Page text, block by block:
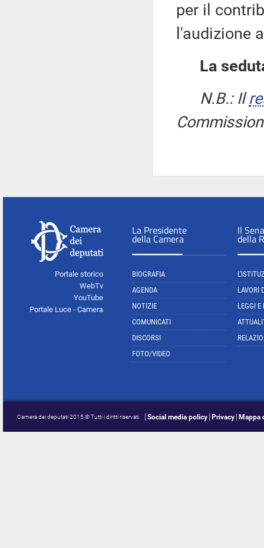
per il
l'audizione
La
N.B.: Il
Portale storico
WebTv
YouTube
Portale Luce - Camera
La Presidente
della Camera
BIOGRAFIA
AGENDA
NOTIZIE
COMUNICATI
DISCORSI
FOTO/VIDEO
Il
della
LAVORI
LEGGI E
Camera dei deputati 2015 © Tutti i diritti riservati Social media policy Privacy Mappa